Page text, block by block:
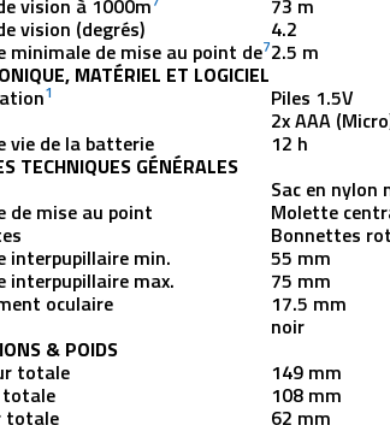
vision à 1000m 73 m
vision (degrés) 4.2
minimale de mise au point de72.5 m
MATÉRIEL ET LOGICIEL
1 Piles 1.5V
2x AAA
vie de la batterie 12 h
TECHNIQUES GÉNÉRALES
Sac en
de mise au point Molette
Bonnettes
interpupillaire min. 55 mm
interpupillaire max. 75 mm
oculaire 17.5 mm
noir
& POIDS
totale 149 mm
totale 108 mm
totale 62 mm